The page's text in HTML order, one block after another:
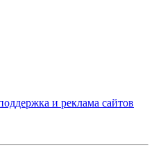
и реклама сайтов